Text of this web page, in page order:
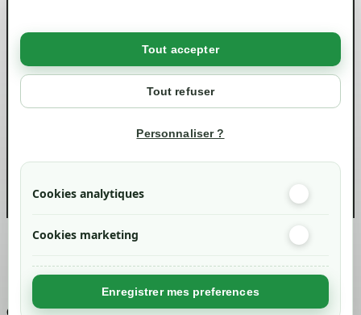
Tout accepter
Tout refuser
Personnaliser ?
Cookies analytiques
Cookies marketing
Enregistrer mes preferences
Politique de confidentialité RGPD
Votre compte
info@green-tech-shop.com
Created byNageoconcept
Chargement...